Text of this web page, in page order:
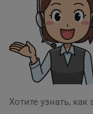
Хотите узнать,